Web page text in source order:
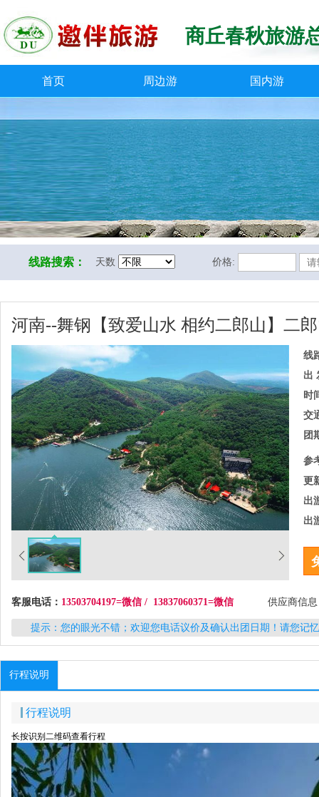
商丘春秋旅游
首页 周边游 国内游
线路搜索： 天数 价格:
河南--舞钢【致爱山水 相约二郎山】二
线
出
时
交
团
参
更
出
出
客服电话： 13503704197=微信 / 13837060371=微信 供应商信
提示：您的眼光不错；欢迎您电话议价及确认出团日期！请您记
行程说明
行程说明
长按识别二维码查看行程